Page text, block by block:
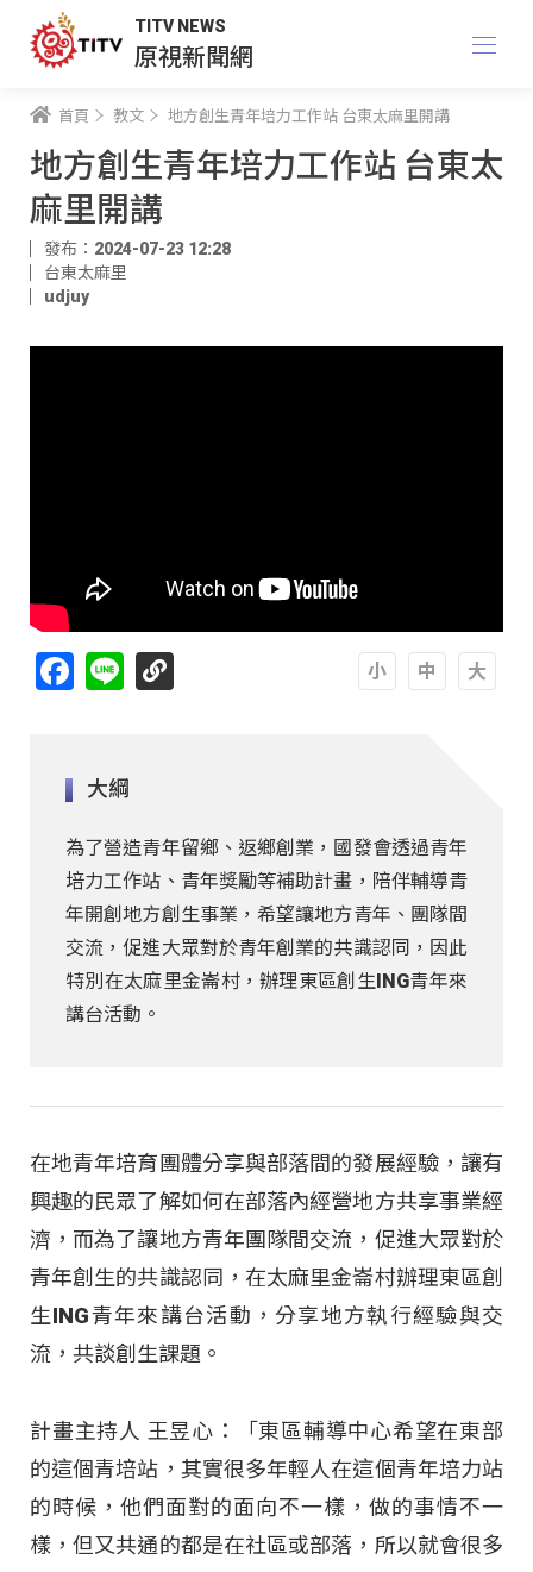
TITV NEWS
原視新聞網
首頁 教文 地方創生青年培力工作站 台東太麻里開講
地方創生青年培力工作站 台東太
麻里開講
發布：2024-07-23 12:28
台東太麻里
udjuy
Facebook
Line
大綱
為了營造青年留鄉、返鄉創業，國發會透過青年
培力工作站、青年獎勵等補助計畫，陪伴輔導青
年開創地方創生事業，希望讓地方青年、團隊間
交流，促進大眾對於青年創業的共識認同，因此
特別在太麻里金崙村，辦理東區創生ING青年來
講台活動。
在地青年培育團體分享與部落間的發展經驗，讓有
興趣的民眾了解如何在部落內經營地方共享事業經
濟，而為了讓地方青年團隊間交流，促進大眾對於
青年創生的共識認同，在太麻里金崙村辦理東區創
生ING青年來講台活動，分享地方執行經驗與交
流，共談創生課題。
計畫主持人 王昱心：「東區輔導中心希望在東部
的這個青培站，其實很多年輕人在這個青年培力站
的時候，他們面對的面向不一樣，做的事情不一
樣，但又共通的都是在社區或部落，所以就會很多